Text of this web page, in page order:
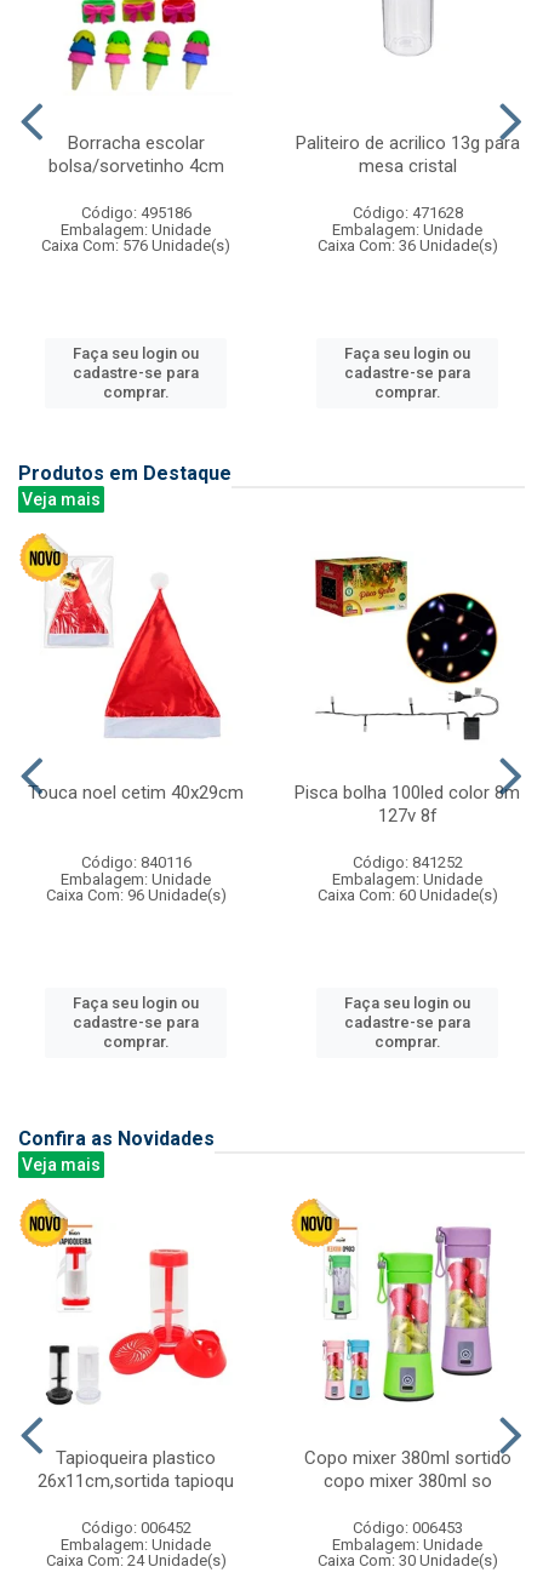
Borracha escolar
bolsa/sorvetinho 4cm
Código: 495186
Embalagem: Unidade
Caixa Com: 576 Unidade(s)
Faça seu login ou
cadastre-se para
comprar.
Paliteiro de acrilico 13g para
mesa cristal
Código: 471628
Embalagem: Unidade
Caixa Com: 36 Unidade(s)
Faça seu login ou
cadastre-se para
comprar.
Produtos em Destaque
Veja mais
Touca noel cetim 40x29cm
Código: 840116
Embalagem: Unidade
Caixa Com: 96 Unidade(s)
Faça seu login ou
cadastre-se para
comprar.
Pisca bolha 100led color 8m
127v 8f
Código: 841252
Embalagem: Unidade
Caixa Com: 60 Unidade(s)
Faça seu login ou
cadastre-se para
comprar.
Confira as Novidades
Veja mais
Tapioqueira plastico
26x11cm,sortida tapioqu
Código: 006452
Embalagem: Unidade
Caixa Com: 24 Unidade(s)
Copo mixer 380ml sortido
copo mixer 380ml so
Código: 006453
Embalagem: Unidade
Caixa Com: 30 Unidade(s)